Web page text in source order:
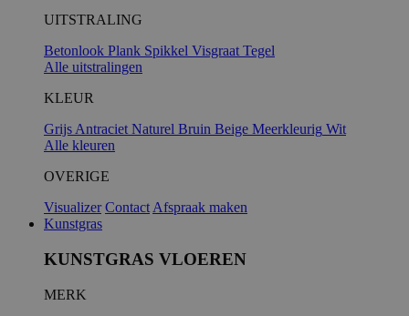
UITSTRALING
Betonlook Plank Spikkel Visgraat Tegel
Alle uitstralingen
KLEUR
Grijs Antraciet Naturel Bruin Beige Meerkleurig Wit
Alle kleuren
OVERIGE
Visualizer Contact Afspraak maken
Kunstgras
KUNSTGRAS VLOEREN
MERK